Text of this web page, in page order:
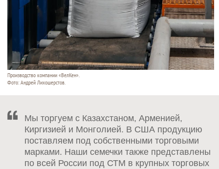
Производство компании «ВелКен».
Фото: Андрей Лихошерстов.
Мы торгуем с Казахстаном, Арменией,
Киргизией и Монголией. В США продукцию
поставляем под собственными торговыми
марками. Наши семечки также представлены
по всей России под СТМ в крупных торговых